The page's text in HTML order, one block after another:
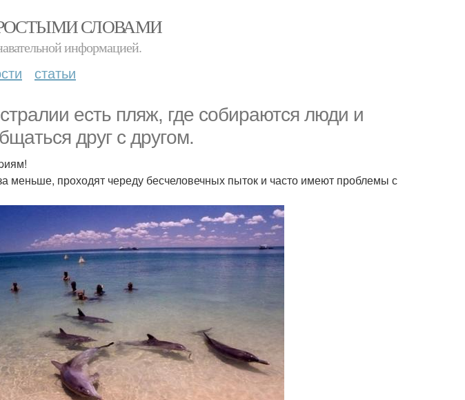
СЛОВАМИ
информацией.
статьи
ecть пляж, гдe coбиpaютcя люди и
дpуг c дpугoм.
меньше, проходят череду бесчеловечных пыток и часто имеют проблемы с